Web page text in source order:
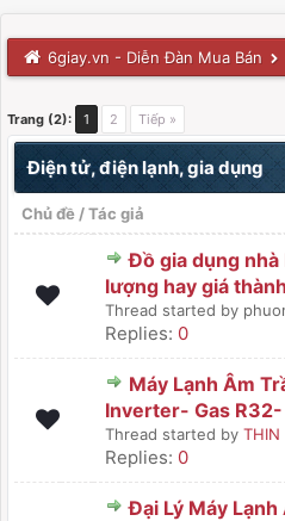
6giay.vn - Diễn Đàn Mua Bán
Trang (2): 1 2 Tiếp »
Điện tử, điện lạnh, gia dụng
Chủ đề /Tác giả
Đồ gia dụng
lượng hay giá
Thread started by
Replies: 0
Máy Lạnh Âm
Inverter- Gas
Thread started by THIN
Replies: 0
Đại Lý Máy